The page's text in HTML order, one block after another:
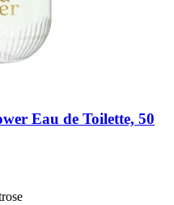
Eau de Toilette, 50